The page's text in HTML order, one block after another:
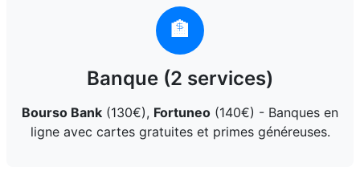
🏦
Banque (2 services)
Bourso Bank (130€), Fortuneo (140€) - Banques en
ligne avec cartes gratuites et primes généreuses.